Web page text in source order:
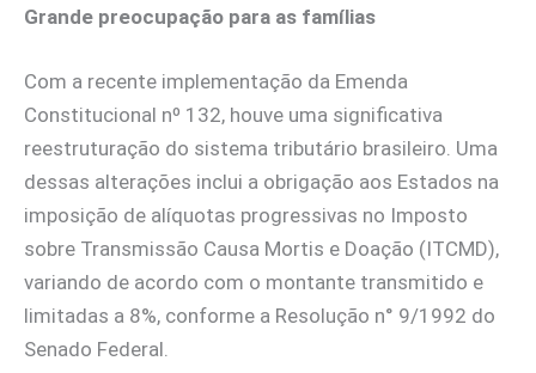
Grande preocupação para as famílias
Com a recente implementação da Emenda
Constitucional nº 132, houve uma significativa
reestruturação do sistema tributário brasileiro. Uma
dessas alterações inclui a obrigação aos Estados na
imposição de alíquotas progressivas no Imposto
sobre Transmissão Causa Mortis e Doação (ITCMD),
variando de acordo com o montante transmitido e
limitadas a 8%, conforme a Resolução n° 9/1992 do
Senado Federal.